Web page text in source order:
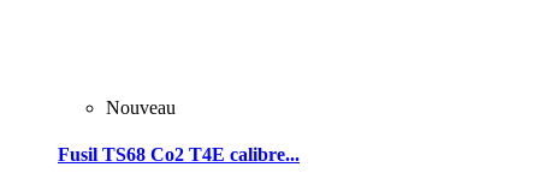
Nouveau
Fusil TS68 Co2 T4E calibre...